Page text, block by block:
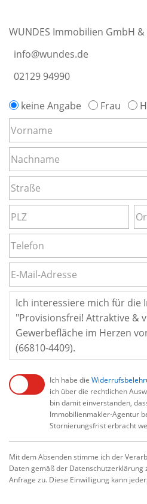
WUNDES Immobilien GmbH &
info@wundes.de
02129 94990
keine Angabe Frau
Ich habe die
ich über die rechtlichen
bin damit einverstanden,
Immobilienmakler-Agentur
Stornierungsfrist erbracht
Mit dem Absenden stimme ich der
Daten gemäß der
Anfrage zu. Diese Einwilligung kann